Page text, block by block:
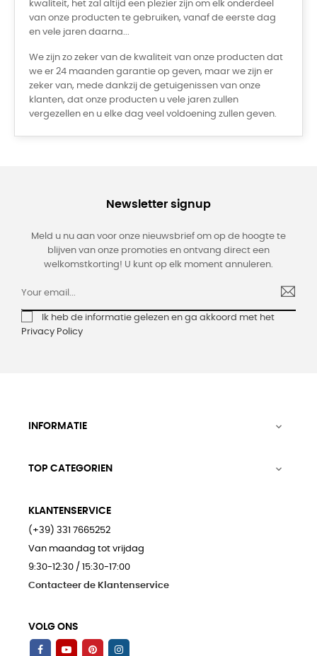
kwaliteit, het zal altijd een plezier zijn om elk onderdeel
van onze producten te gebruiken, vanaf de eerste dag
en vele jaren daarna...
We zijn zo zeker van de kwaliteit van onze producten dat
we er 24 maanden garantie op geven, maar we zijn er
zeker van, mede dankzij de getuigenissen van onze
klanten, dat onze producten u vele jaren zullen
vergezellen en u elke dag veel voldoening zullen geven.
Newsletter signup
Meld u nu aan voor onze nieuwsbrief om op de hoogte te
blijven van onze promoties en ontvang direct een
welkomstkorting! U kunt op elk moment annuleren.
Ik heb de informatie gelezen en ga akkoord met het
Privacy Policy
INFORMATIE 
TOP CATEGORIEN 
KLANTENSERVICE
(+39) 331 7665252
Van maandag tot vrijdag
9:30-12:30 / 15:30-17:00
Contacteer de Klantenservice
VOLG ONS